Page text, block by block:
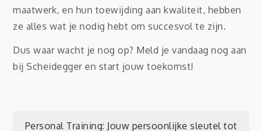
maatwerk, en hun toewijding aan kwaliteit, hebben
ze alles wat je nodig hebt om succesvol te zijn.
Dus waar wacht je nog op? Meld je vandaag nog aan
bij Scheidegger en start jouw toekomst!
Personal Training: Jouw persoonlijke sleutel tot